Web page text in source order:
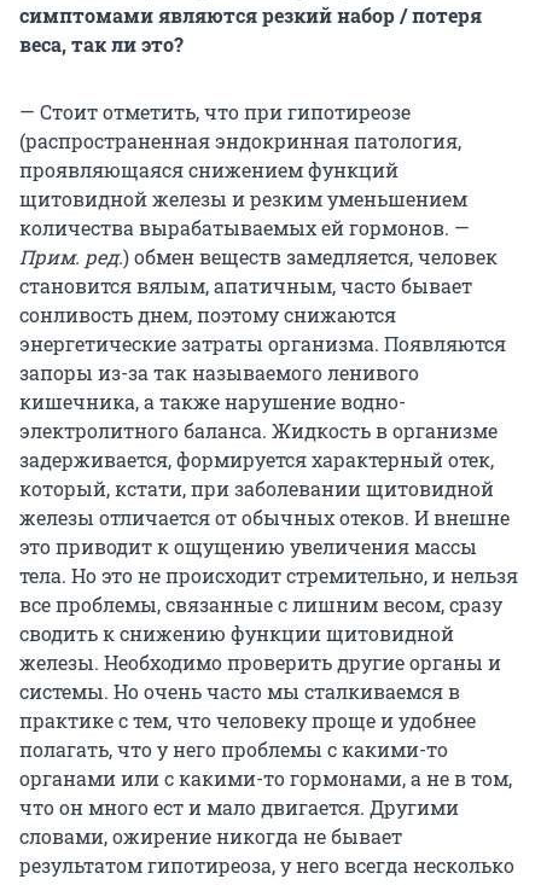
симптомами являются резкий набор / потеря
веса, так ли это?
— Стоит отметить, что при гипотиреозе
(распространенная эндокринная патология,
проявляющаяся снижением функций
щитовидной железы и резким уменьшением
количества вырабатываемых ей гормонов. —
Прим. ред.) обмен веществ замедляется, человек
становится вялым, апатичным, часто бывает
сонливость днем, поэтому снижаются
энергетические затраты организма. Появляются
запоры из-за так называемого ленивого
кишечника, а также нарушение водно-
электролитного баланса. Жидкость в организме
задерживается, формируется характерный отек,
который, кстати, при заболевании щитовидной
железы отличается от обычных отеков. И внешне
это приводит к ощущению увеличения массы
тела. Но это не происходит стремительно, и нельзя
все проблемы, связанные с лишним весом, сразу
сводить к снижению функции щитовидной
железы. Необходимо проверить другие органы и
системы. Но очень часто мы сталкиваемся в
практике с тем, что человеку проще и удобнее
полагать, что у него проблемы с какими-то
органами или с какими-то гормонами, а не в том,
что он много ест и мало двигается. Другими
словами, ожирение никогда не бывает
результатом гипотиреоза, у него всегда несколько